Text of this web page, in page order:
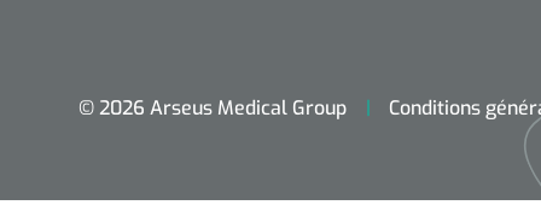
© 2026 Arseus Medical Group Conditions